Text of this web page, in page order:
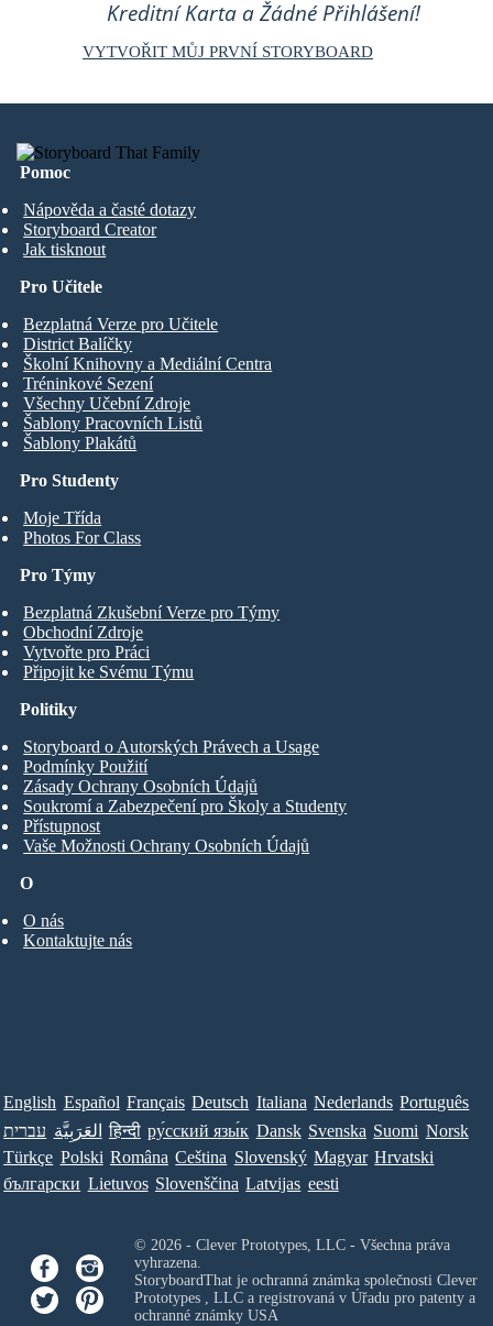
Kreditní Karta a Žádné Přihlášení!
VYTVOŘIT MŮJ PRVNÍ STORYBOARD
Pomoc
Nápověda a časté dotazy
Storyboard Creator
Jak tisknout
Pro Studenty
Moje Třída
Photos For Class
Pro Učitele
Bezplatná Verze pro Učitele
District Balíčky
Školní Knihovny a Mediální Centra
Tréninkové Sezení
Všechny Učební Zdroje
Šablony Pracovních Listů
Šablony Plakátů
Pro Týmy
Bezplatná Zkušební Verze pro Týmy
Obchodní Zdroje
Vytvořte pro Práci
Připojit ke Svému Týmu
O
O nás
Kontaktujte nás
Politiky
Storyboard o Autorských Právech a Usage
Podmínky Použití
Zásady Ochrany Osobních Údajů
Soukromí a Zabezpečení pro Školy a Studenty
Přístupnost
Vaše Možnosti Ochrany Osobních Údajů
English Español Français Deutsch Italiana Nederlands Português
עברית العَرَبِيَّة हिन्दी ру́сский язы́к Dansk Svenska Suomi Norsk
Türkçe Polski Româna Ceština Slovenský Magyar Hrvatski
български Lietuvos Slovenščina Latvijas eesti
© 2026 - Clever Prototypes, LLC - Všechna práva
vyhrazena.
StoryboardThat je ochranná známka společnosti Clever
Prototypes , LLCa registrovaná v Úřadu pro patenty a
ochranné známky USA